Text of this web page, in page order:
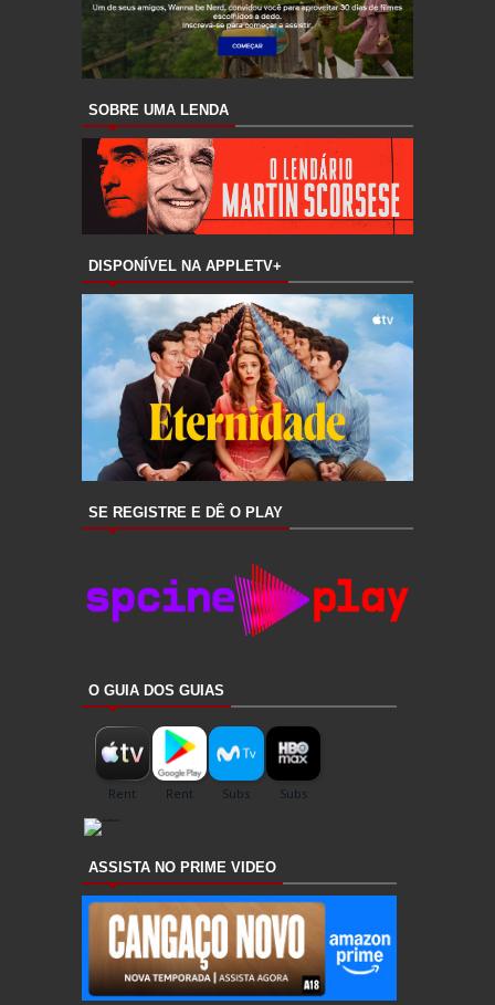
SOBRE UMA LENDA
DISPONÍVEL NA APPLETV+
SE REGISTRE E DÊ O PLAY
O GUIA DOS GUIAS
ASSISTA NO PRIME VIDEO